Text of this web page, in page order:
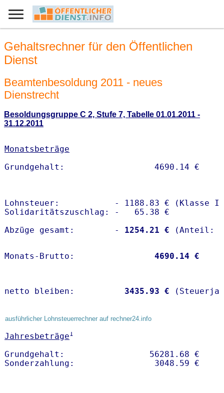
Gehaltsrechner für den Öffentlichen
Dienst
Beamtenbesoldung 2011 - neues
Dienstrecht
Besoldungsgruppe C 2, Stufe 7, Tabelle 01.01.2011 -
31.12.2011
Monatsbeträge
Lohnsteuer:           - 1188.83 € (Klasse I)
Solidaritätszuschlag: -   65.38 €
Abzüge gesamt:        -
1254.21 €
Monats-Brutto: 4690.14 €
netto bleiben: 3435.93 €
ausführlicher Lohnsteuerrechner auf rechner24.info
Jahresbeträge1
Grundgehalt:                 56281.68 €